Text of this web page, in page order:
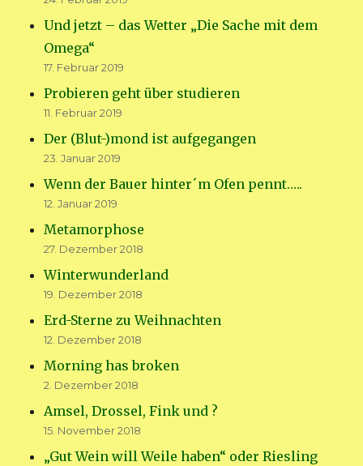
Und jetzt – das Wetter „Die Sache mit dem
Omega“
17. Februar 2019
Probieren geht über studieren
11. Februar 2019
Der (Blut-)mond ist aufgegangen
23. Januar 2019
Wenn der Bauer hinter´m Ofen pennt…..
12. Januar 2019
Metamorphose
27. Dezember 2018
Winterwunderland
19. Dezember 2018
Erd-Sterne zu Weihnachten
12. Dezember 2018
Morning has broken
2. Dezember 2018
Amsel, Drossel, Fink und ?
15. November 2018
„Gut Wein will Weile haben“ oder Riesling